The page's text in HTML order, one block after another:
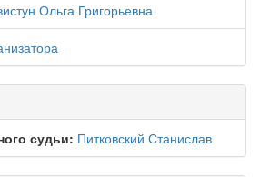
Ольга Григорьевна
судьи: Питковский Станислав